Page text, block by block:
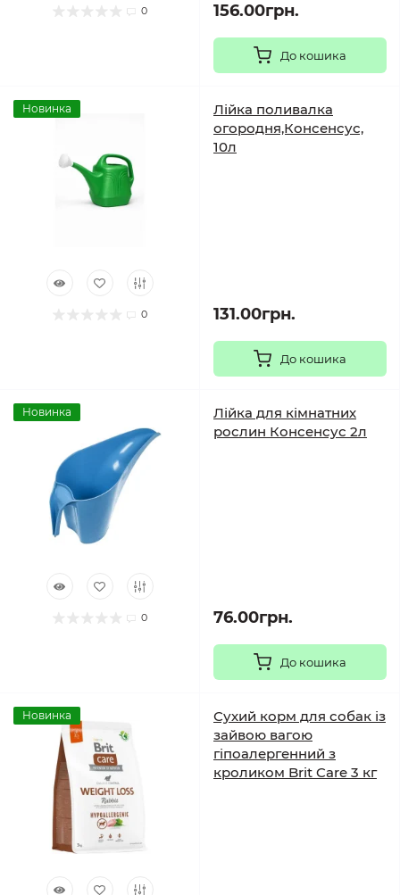
0 156.00грн.
До кошика
Новинка
0
Лійка поливалка
огородня,Консенсус,
10л
131.00грн.
До кошика
Новинка
0
Лійка для кімнатних
рослин Консенсус 2л
76.00грн.
До кошика
Новинка
Сухий корм для собак із
зайвою вагою
гіпоалергенний з
кроликом Brit Care 3 кг